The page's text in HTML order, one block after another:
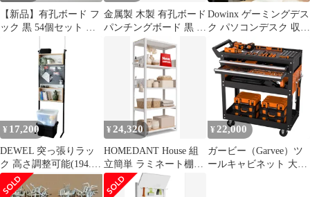
​【新品】有孔ボード フ
ック 黒 54個セット 保
グボード
金属製 木製 有孔ボード
パンチングボード 黒 フ
ック 小物入れ 大量セッ
Dowinx ゲーミングデス
ク パソコンデスク 収納
一体型 有孔ボード付き
収納たっぷり 机 pcデス
ク 学習机 勉強机 オフ
ィスデスク 棚付きデス
ク モニターアーム対応
LEDテープライト付き
木目色 LS-GDH-04Ju
¥ 17,200
DEWEL 突っ張りラッ
ク 高さ調整可能(194.5-
275cm) つっぱり棚 つ
っぱり棒 パンチングボ
¥ 24,320
HOMEDANT House 組
立簡単 ラミネート棚板
パンチングパネル スチ
ールラック 5段 幅80 奥
¥ 22,000
ガービー（Garvee）ツ
ールキャビネット 大型